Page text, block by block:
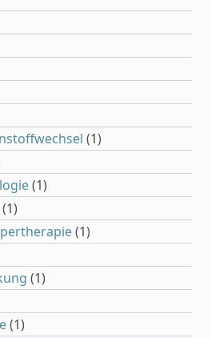
(1)
(1)
(1)
(1)
(1)
(1)